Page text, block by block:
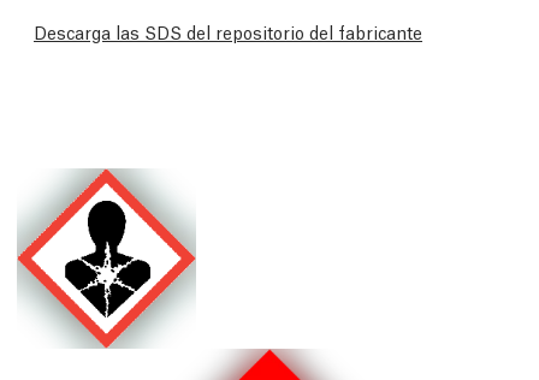
Descarga las SDS del repositorio del fabricante